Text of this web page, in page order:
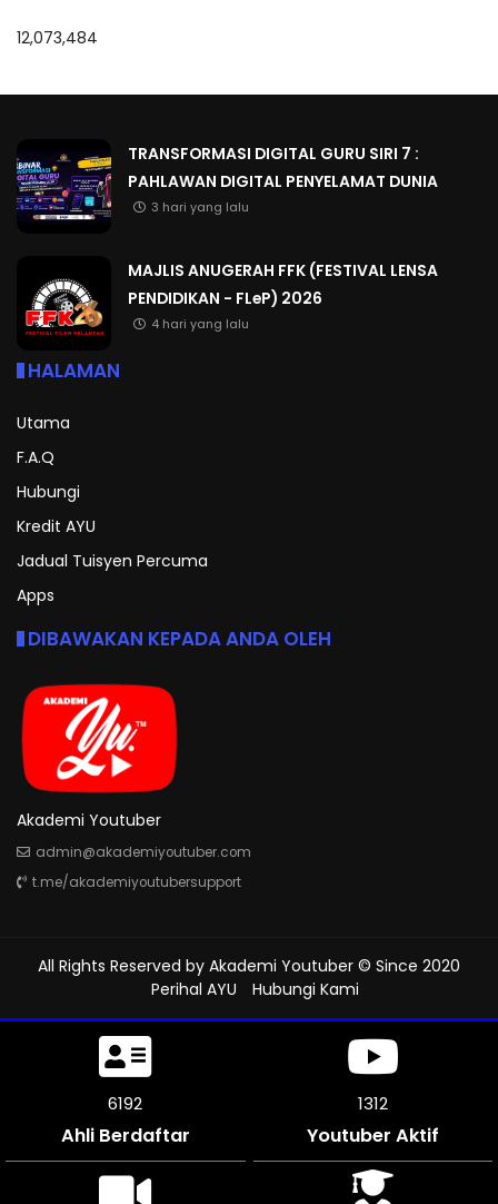
12,073,484
TRANSFORMASI DIGITAL GURU SIRI 7 :
PAHLAWAN DIGITAL PENYELAMAT DUNIA
3 hari yang lalu
MAJLIS ANUGERAH FFK (FESTIVAL LENSA
PENDIDIKAN - FLeP) 2026
4 hari yang lalu
HALAMAN
Utama
F.A.Q
Hubungi
Kredit AYU
Jadual Tuisyen Percuma
Apps
DIBAWAKAN KEPADA ANDA OLEH
Akademi Youtuber
admin@akademiyoutuber.com
t.me/akademiyoutubersupport
All Rights Reserved by Akademi Youtuber © Since 2020
Perihal AYU
Hubungi Kami
7032
Ahli Berdaftar
1312
Youtuber Aktif